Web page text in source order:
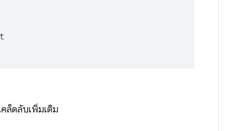
ล็ดลับเพิ่มเติม